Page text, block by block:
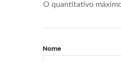
O quantitativo
Nome